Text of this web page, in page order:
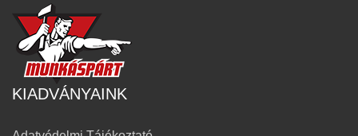
KIADVÁNYAINK